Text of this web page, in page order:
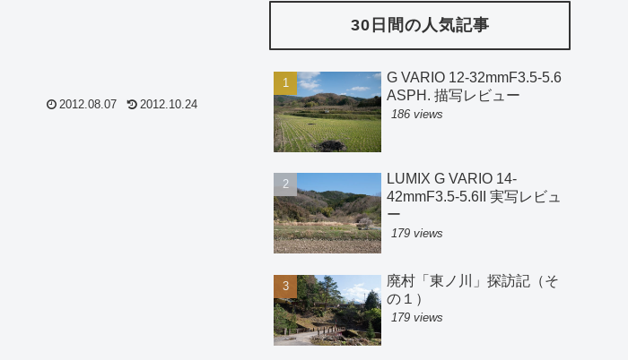
2012.08.07 2012.10.24
30日間の人気記事
G VARIO 12-32mmF3.5-5.6
ASPH. 描写レビュー
186 views
LUMIX G VARIO 14-
42mmF3.5-5.6II 実写レビュ
ー
179 views
廃村「東ノ川」探訪記（そ
の１）
179 views